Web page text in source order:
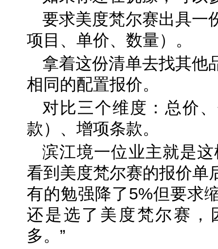
要求美度梵尔赛出具一
项目、单价、数量）。
拿着这份清单去找其他
相同的配置报价。
对比三个维度：总价
款）、增项条款。
滨江境一位业主就是
看到美度梵尔赛的报价单
有的勉强降了5%但要求
还是选了美度梵尔赛，
多。”